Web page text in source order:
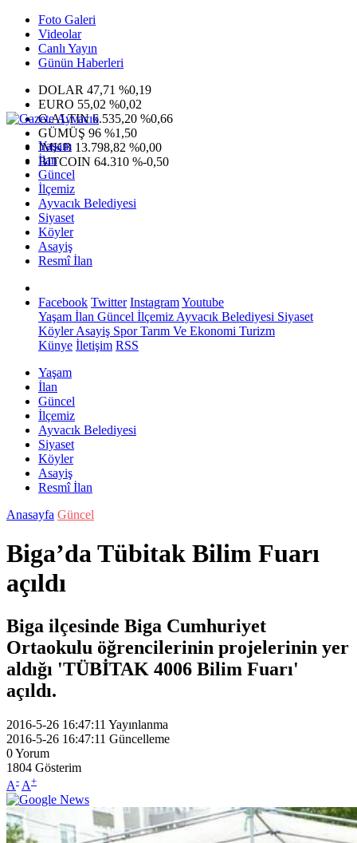
Foto Galeri
Videolar
Canlı Yayın
Günün Haberleri
DOLAR 47,71 %0,19
EURO 55,02 %0,02
G.ALTIN6.535,20 %0,66
GÜMÜŞ 96 %1,50
IMKB 13.798,82 %0,00
BITCOIN 64.310 %-0,50
Yaşam
İlan
Güncel
İlçemiz
Ayvacık Belediyesi
Siyaset
Köyler
Asayiş
Resmî İlan
Facebook Twitter InstagramYoutube
Yaşam İlan Güncel İlçemiz Ayvacık Belediyesi Siyaset
KöylerAsayiş SporTarım Ve Ekonomi Turizm
Künye İletişim RSS
Yaşam
İlan
Güncel
İlçemiz
Ayvacık Belediyesi
Siyaset
Köyler
Asayiş
Resmî İlan
Anasayfa Güncel
Biga’da Tübitak Bilim Fuarı
açıldı
Biga ilçesinde Biga Cumhuriyet
Ortaokulu öğrencilerinin projelerinin yer
aldığı 'TÜBİTAK 4006 Bilim Fuarı'
açıldı.
2016-5-26 16:47:11 Yayınlanma
2016-5-26 16:47:11 Güncelleme
0Yorum
1804 Gösterim
A- A+